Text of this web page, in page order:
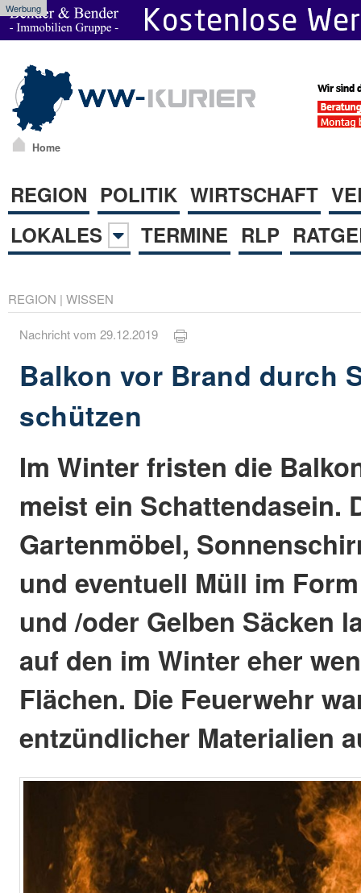
Werbung
Home
REGION POLITIK WIRTSCHAFT
LOKALES
TERMINE RLP
REGION | WISSEN
Nachricht vom 29.12.2019
Balkon vor Brand durch
schützen
Im Winter fristen die
meist ein Schattendasein.
Gartenmöbel,
und eventuell Müll im
und /oder Gelben Säcken
auf den im Winter eher
Flächen. Die Feuerwehr
entzündlicher Materialien